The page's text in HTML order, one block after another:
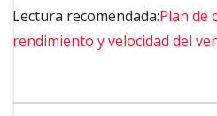
Lectura recomendada:Plan de
rendimiento y velocidad del